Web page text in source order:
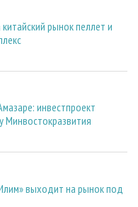
рынок пеллет и
инвестпроект
Минвостокразвития
выходит на рынок под